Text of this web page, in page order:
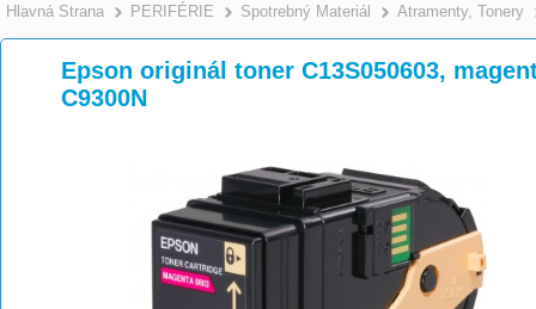
Hlavná Strana >
PERIFÉRIE >
Spotrebný Materiál >
Atramenty, Tonery
Epson originál toner C13S050603,
C9300N